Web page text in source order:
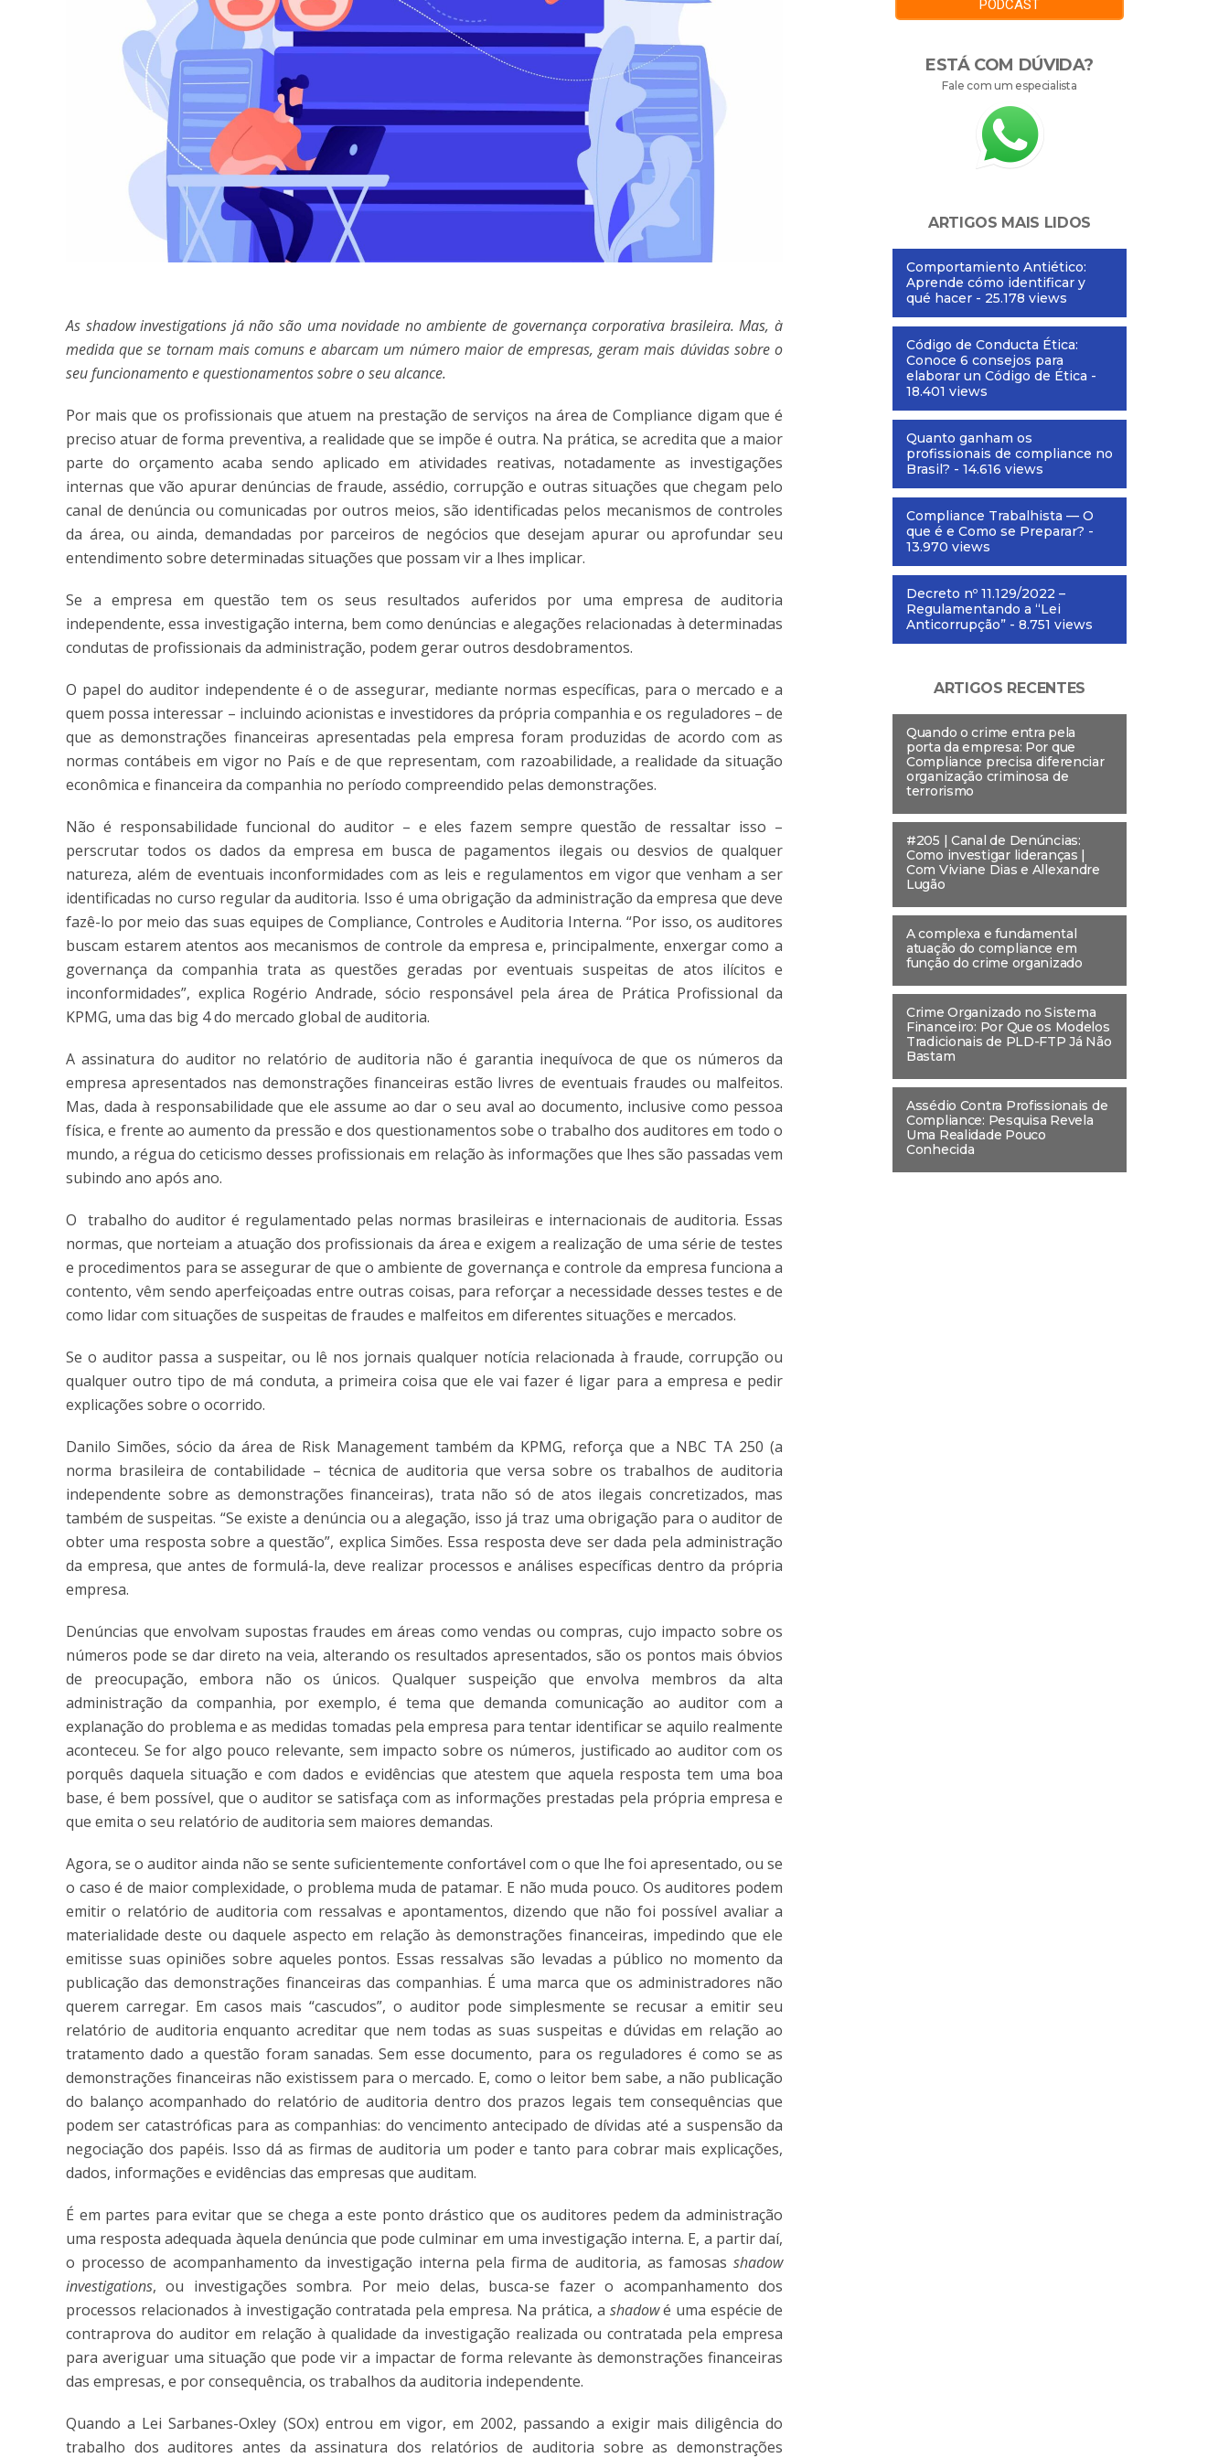
As shadow investigations já não são uma novidade no ambiente de governança corporativa brasileira. Mas, à
medida que se tornam mais comuns e abarcam um número maior de empresas, geram mais dúvidas sobre o
seu funcionamento e questionamentos sobre o seu alcance.
Por mais que os profissionais que atuem na prestação de serviços na área de Compliance digam que é
preciso atuar de forma preventiva, a realidade que se impõe é outra. Na prática, se acredita que a maior
parte do orçamento acaba sendo aplicado em atividades reativas, notadamente as investigações
internas que vão apurar denúncias de fraude, assédio, corrupção e outras situações que chegam pelo
canal de denúncia ou comunicadas por outros meios, são identificadas pelos mecanismos de controles
da área, ou ainda, demandadas por parceiros de negócios que desejam apurar ou aprofundar seu
entendimento sobre determinadas situações que possam vir a lhes implicar.
Se a empresa em questão tem os seus resultados auferidos por uma empresa de auditoria
independente, essa investigação interna, bem como denúncias e alegações relacionadas à determinadas
condutas de profissionais da administração, podem gerar outros desdobramentos.
O papel do auditor independente é o de assegurar, mediante normas específicas, para o mercado e a
quem possa interessar – incluindo acionistas e investidores da própria companhia e os reguladores – de
que as demonstrações financeiras apresentadas pela empresa foram produzidas de acordo com as
normas contábeis em vigor no País e de que representam, com razoabilidade, a realidade da situação
econômica e financeira da companhia no período compreendido pelas demonstrações.
Não é responsabilidade funcional do auditor – e eles fazem sempre questão de ressaltar isso –
perscrutar todos os dados da empresa em busca de pagamentos ilegais ou desvios de qualquer
natureza, além de eventuais inconformidades com as leis e regulamentos em vigor que venham a ser
identificadas no curso regular da auditoria. Isso é uma obrigação da administração da empresa que deve
fazê-lo por meio das suas equipes de Compliance, Controles e Auditoria Interna. “Por isso, os auditores
buscam estarem atentos aos mecanismos de controle da empresa e, principalmente, enxergar como a
governança da companhia trata as questões geradas por eventuais suspeitas de atos ilícitos e
inconformidades”, explica Rogério Andrade, sócio responsável pela área de Prática Profissional da
KPMG, uma das big 4 do mercado global de auditoria.
A assinatura do auditor no relatório de auditoria não é garantia inequívoca de que os números da
empresa apresentados nas demonstrações financeiras estão livres de eventuais fraudes ou malfeitos.
Mas, dada à responsabilidade que ele assume ao dar o seu aval ao documento, inclusive como pessoa
física, e frente ao aumento da pressão e dos questionamentos sobe o trabalho dos auditores em todo o
mundo, a régua do ceticismo desses profissionais em relação às informações que lhes são passadas vem
subindo ano após ano.
O trabalho do auditor é regulamentado pelas normas brasileiras e internacionais de auditoria. Essas
normas, que norteiam a atuação dos profissionais da área e exigem a realização de uma série de testes
e procedimentos para se assegurar de que o ambiente de governança e controle da empresa funciona a
contento, vêm sendo aperfeiçoadas entre outras coisas, para reforçar a necessidade desses testes e de
como lidar com situações de suspeitas de fraudes e malfeitos em diferentes situações e mercados.
Se o auditor passa a suspeitar, ou lê nos jornais qualquer notícia relacionada à fraude, corrupção ou
qualquer outro tipo de má conduta, a primeira coisa que ele vai fazer é ligar para a empresa e pedir
explicações sobre o ocorrido.
Danilo Simões, sócio da área de Risk Management também da KPMG, reforça que a NBC TA 250 (a
norma brasileira de contabilidade – técnica de auditoria que versa sobre os trabalhos de auditoria
independente sobre as demonstrações financeiras), trata não só de atos ilegais concretizados, mas
também de suspeitas. “Se existe a denúncia ou a alegação, isso já traz uma obrigação para o auditor de
obter uma resposta sobre a questão”, explica Simões. Essa resposta deve ser dada pela administração
da empresa, que antes de formulá-la, deve realizar processos e análises específicas dentro da própria
empresa.
Denúncias que envolvam supostas fraudes em áreas como vendas ou compras, cujo impacto sobre os
números pode se dar direto na veia, alterando os resultados apresentados, são os pontos mais óbvios
de preocupação, embora não os únicos. Qualquer suspeição que envolva membros da alta
administração da companhia, por exemplo, é tema que demanda comunicação ao auditor com a
explanação do problema e as medidas tomadas pela empresa para tentar identificar se aquilo realmente
aconteceu. Se for algo pouco relevante, sem impacto sobre os números, justificado ao auditor com os
porquês daquela situação e com dados e evidências que atestem que aquela resposta tem uma boa
base, é bem possível, que o auditor se satisfaça com as informações prestadas pela própria empresa e
que emita o seu relatório de auditoria sem maiores demandas.
Agora, se o auditor ainda não se sente suficientemente confortável com o que lhe foi apresentado, ou se
o caso é de maior complexidade, o problema muda de patamar. E não muda pouco. Os auditores podem
emitir o relatório de auditoria com ressalvas e apontamentos, dizendo que não foi possível avaliar a
materialidade deste ou daquele aspecto em relação às demonstrações financeiras, impedindo que ele
emitisse suas opiniões sobre aqueles pontos. Essas ressalvas são levadas a público no momento da
publicação das demonstrações financeiras das companhias. É uma marca que os administradores não
querem carregar. Em casos mais “cascudos”, o auditor pode simplesmente se recusar a emitir seu
relatório de auditoria enquanto acreditar que nem todas as suas suspeitas e dúvidas em relação ao
tratamento dado a questão foram sanadas. Sem esse documento, para os reguladores é como se as
demonstrações financeiras não existissem para o mercado. E, como o leitor bem sabe, a não publicação
do balanço acompanhado do relatório de auditoria dentro dos prazos legais tem consequências que
podem ser catastróficas para as companhias: do vencimento antecipado de dívidas até a suspensão da
negociação dos papéis. Isso dá as firmas de auditoria um poder e tanto para cobrar mais explicações,
dados, informações e evidências das empresas que auditam.
É em partes para evitar que se chega a este ponto drástico que os auditores pedem da administração
uma resposta adequada àquela denúncia que pode culminar em uma investigação interna. E, a partir daí,
o processo de acompanhamento da investigação interna pela firma de auditoria, as famosas shadow
investigations, ou investigações sombra. Por meio delas, busca-se fazer o acompanhamento dos
processos relacionados à investigação contratada pela empresa. Na prática, a shadowé uma espécie de
contraprova do auditor em relação à qualidade da investigação realizada ou contratada pela empresa
para averiguar uma situação que pode vir a impactar de forma relevante às demonstrações financeiras
das empresas, e por consequência, os trabalhos da auditoria independente.
Quando a Lei Sarbanes-Oxley (SOx) entrou em vigor, em 2002, passando a exigir mais diligência do
trabalho dos auditores antes da assinatura dos relatórios de auditoria sobre as demonstrações
PODCAST
ESTÁ COM DÚVIDA?
Fale com um especialista
ARTIGOS MAIS LIDOS
Comportamiento Antiético:
Aprende cómo identificar y
qué hacer - 25.178 views
Código de Conducta Ética:
Conoce 6 consejos para
elaborar un Código de Ética -
18.401 views
Quanto ganham os
profissionais de compliance no
Brasil? - 14.616 views
Compliance Trabalhista — O
que é e Como se Preparar? -
13.970 views
Decreto nº 11.129/2022 –
Regulamentando a “Lei
Anticorrupção” - 8.751 views
ARTIGOS RECENTES
Quando o crime entra pela
porta da empresa: Por que
Compliance precisa diferenciar
organização criminosa de
terrorismo
#205 | Canal de Denúncias:
Como investigar lideranças |
Com Viviane Dias e Allexandre
Lugão
A complexa e fundamental
atuação do compliance em
função do crime organizado
Crime Organizado no Sistema
Financeiro: Por Que os Modelos
Tradicionais de PLD-FTP Já Não
Bastam
Assédio Contra Profissionais de
Compliance: Pesquisa Revela
Uma Realidade Pouco
Conhecida